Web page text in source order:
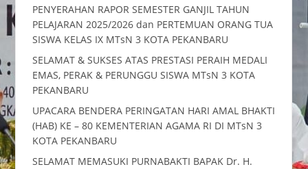
PENYERAHAN RAPOR SEMESTER GANJIL TAHUN
PELAJARAN 2025/2026 dan PERTEMUAN ORANG TUA
SISWA KELAS IX MTsN 3 KOTA PEKANBARU
SELAMAT & SUKSES ATAS PRESTASI PERAIH MEDALI
EMAS, PERAK & PERUNGGU SISWA MTsN 3 KOTA
PEKANBARU
UPACARA BENDERA PERINGATAN HARI AMAL BHAKTI
(HAB) KE – 80 KEMENTERIAN AGAMA RI DI MTsN 3
KOTA PEKANBARU
SELAMAT MEMASUKI PURNABAKTI BAPAK Dr. H.